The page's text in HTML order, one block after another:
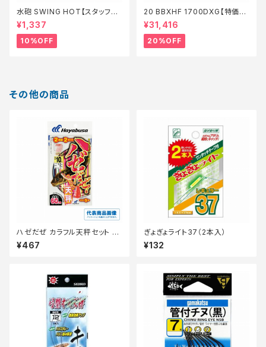
水砲 SWING HOT【スタッフ永
徳夏のチニングオススメルアー】
¥1,337
10%OFF
20 BBXHF 1700DXG【特価リ
ール】【20】
¥31,416
20%OFF
その他の商品
ハゼだぜ カラフル天秤セット H
A110ー6ー0.8
¥467
ぎょぎょライト37（2本入）
¥132